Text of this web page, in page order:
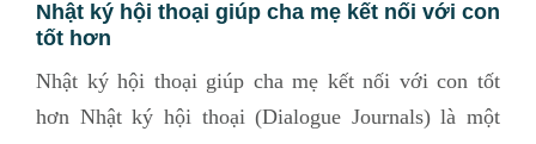
Nhật ký hội thoại giúp cha mẹ kết nối với con
tốt hơn
Nhật ký hội thoại giúp cha mẹ kết nối với con tốt
hơn Nhật ký hội thoại (Dialogue Journals) là một